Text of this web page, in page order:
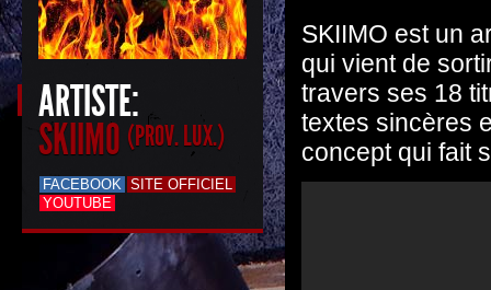
ARTISTE:
SKIIMO (PROV. LUX.)
FACEBOOK SITE OFFICIEL
YOUTUBE
SKIIMO est un
qui vient de
travers ses 18
textes sincères
concept qui fait